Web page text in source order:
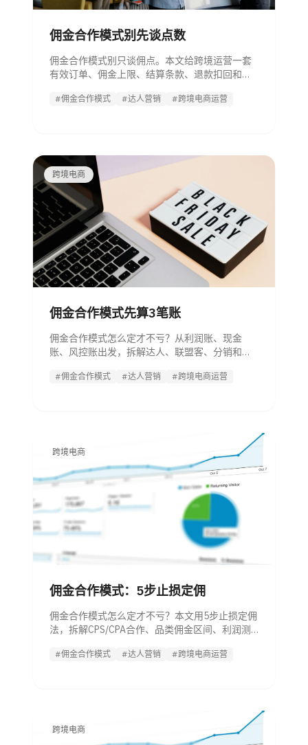
佣金合作模式别先谈点数
佣金合作模式别只谈佣点。本文给跨境运营一套
有效订单、佣金上限、结算条款、退款扣回和风
#佣金合作模式 #达人营销 #跨境电商运营
跨境电商
佣金合作模式先算3笔账
佣金合作模式怎么定才不亏？从利润账、现金
账、风控账出发，拆解达人、联盟客、分销和代
#佣金合作模式 #达人营销 #跨境电商运营
跨境电商
佣金合作模式：5步止损定佣
佣金合作模式怎么定才不亏？本文用5步止损定佣
法，拆解CPS/CPA合作、品类佣金区间、利润测
#佣金合作模式 #达人营销 #跨境电商运营
跨境电商